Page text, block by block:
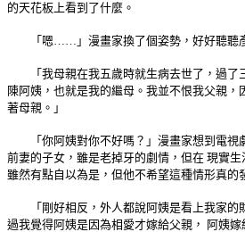
的天花板上看到了什麼。
「嗯……」漫畫家換了個姿勢，好好聽聽
「我母親在我五歲時就生病去世了，過了
陳阿姨，也就是我的繼母。我並不恨我父親，
著母親。」
「你阿姨對你不好嗎？」漫畫家想到電
前妻的子女，雖是老掉牙的劇情，但在 現實生
雖然有點自以為是，但他不希望這種情形真的
「剛好相反，外人都說阿姨是看上我家
過我覺得阿姨是因為相愛才嫁給父親， 阿姨